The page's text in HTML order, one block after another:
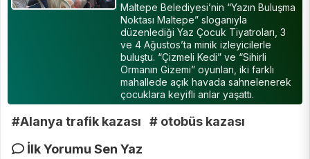
Maltepe Belediyesi’nin “Yazın Buluşma
Noktası Maltepe” sloganıyla
düzenlediği Yaz Çocuk Tiyatroları, 3
ve 4 Ağustos’ta minik izleyicilerle
buluştu. “Çizmeli Kedi” ve “Sihirli
Ormanın Gizemi” oyunları, iki farklı
mahallede açık havada sahnelenerek
çocuklara keyifli anlar yaşattı.
#Alanya trafik kazası
# otobüs kazası
İlk Yorumu Sen Yaz